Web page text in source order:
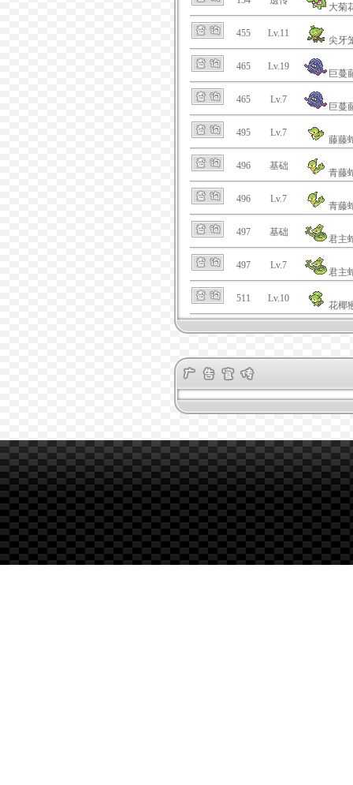
大菊
455 Lv.11
尖牙
465 Lv.19
巨蔓
465 Lv.7
巨蔓
495 Lv.7
藤藤
496 基础
青藤
496 Lv.7
青藤
497 基础
君主
497 Lv.7
君主
511 Lv.10
花椰